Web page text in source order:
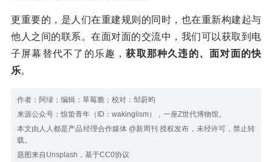
更重要的，是人们在重建规则的同时，也在重新构建起与
他人之间的联系。在面对面的交流中，我们可以获取到电
子屏幕替代不了的乐趣，获取那种久违的、面对面的快
乐。
作者：阿绿；编辑：草莓脆；校对：邹蔚昀
来源公众号：惊蛰青年（ID：wakinglism），一座Z世代博物馆。
本文由人人都是产品经理合作媒体 @新周刊 授权发布，未经许可，禁止转
载。
题图来自Unsplash，基于CC0协议